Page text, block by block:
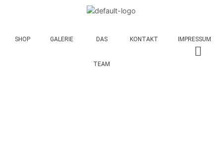
SHOP GALERIE DAS
TEAM
KONTAKT IMPRESSUM